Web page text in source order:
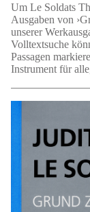
Um Le Soldats
Ausgaben von
unserer
Volltextsuche
Passagen
Instrument für